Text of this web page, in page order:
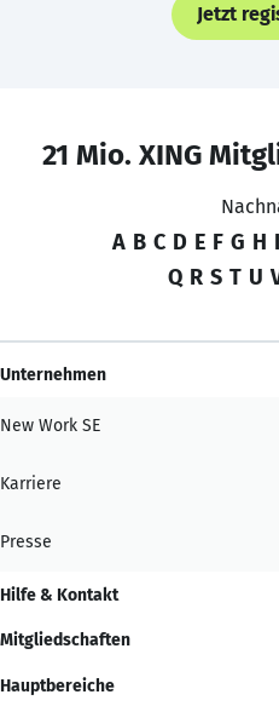
Jetzt
21 Mio. XING
A B C D E F G H I
Q R S T U
Unternehmen
New Work SE
Karriere
Presse
Hilfe & Kontakt
Mitgliedschaften
Hauptbereiche